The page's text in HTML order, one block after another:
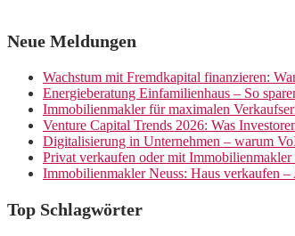
Neue Meldungen
Wachstum mit Fremdkapital finanzieren:
Energieberatung Einfamilienhaus – So
Immobilienmakler für maximalen
Venture Capital Trends 2026: Was
Digitalisierung in Unternehmen – warum
Privat verkaufen oder mit
Immobilienmakler Neuss: Haus verkaufen
Top Schlagwörter